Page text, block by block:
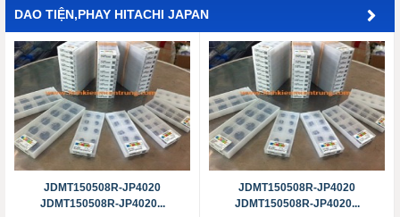
DAO TIỆN,PHAY HITACHI JAPAN
JDMT150508R-JP4020
JDMT150508R-JP4020...
JDMT150508R-JP4020
JDMT150508R-JP4020...